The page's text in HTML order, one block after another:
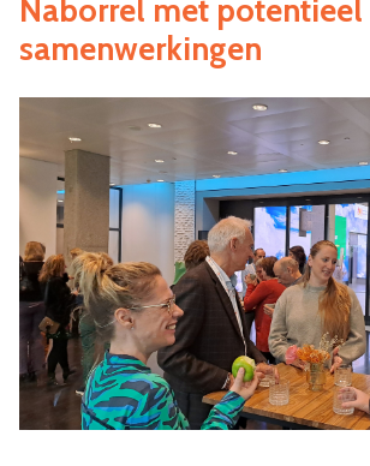
Naborrel met potentieel
samenwerkingen